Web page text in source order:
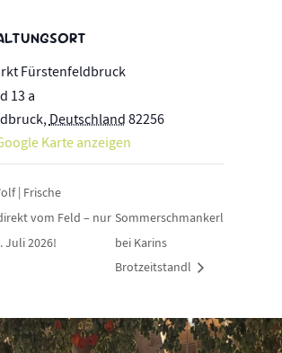
Fürstenfeldbruck
13 a
,Deutschland82256
Karte anzeigen
| Frische
vom Feld – nur
Juli 2026!
Sommerschmankerl
bei Karins
Brotzeitstandl